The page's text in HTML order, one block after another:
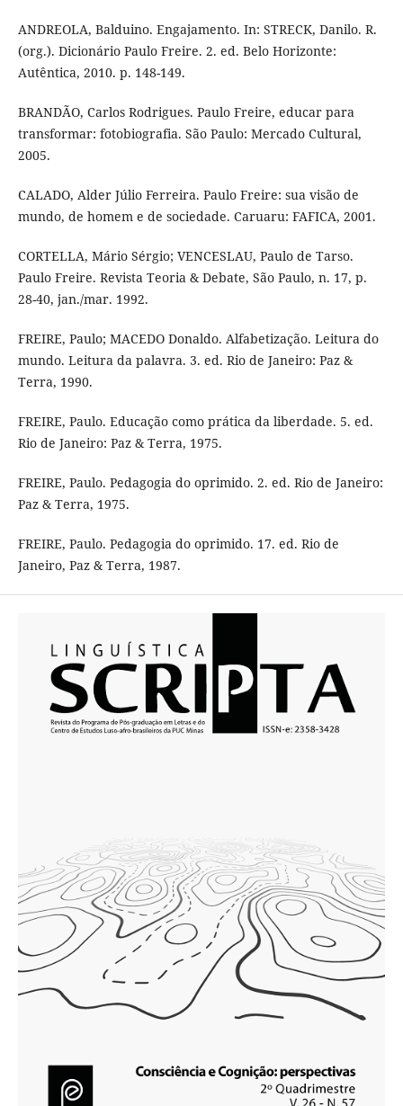
ANDREOLA, Balduino. Engajamento. In: STRECK, Danilo. R.
(org.). Dicionário Paulo Freire. 2. ed. Belo Horizonte:
Autêntica, 2010. p. 148-149.
BRANDÃO, Carlos Rodrigues. Paulo Freire, educar para
transformar: fotobiografia. São Paulo: Mercado Cultural,
2005.
CALADO, Alder Júlio Ferreira. Paulo Freire: sua visão de
mundo, de homem e de sociedade. Caruaru: FAFICA, 2001.
CORTELLA, Mário Sérgio; VENCESLAU, Paulo de Tarso.
Paulo Freire. Revista Teoria & Debate, São Paulo, n. 17, p.
28-40, jan./mar. 1992.
FREIRE, Paulo; MACEDO Donaldo. Alfabetização. Leitura do
mundo. Leitura da palavra. 3. ed. Rio de Janeiro: Paz &
Terra, 1990.
FREIRE, Paulo. Educação como prática da liberdade. 5. ed.
Rio de Janeiro: Paz & Terra, 1975.
FREIRE, Paulo. Pedagogia do oprimido. 2. ed. Rio de Janeiro:
Paz & Terra, 1975.
FREIRE, Paulo. Pedagogia do oprimido. 17. ed. Rio de
Janeiro, Paz & Terra, 1987.